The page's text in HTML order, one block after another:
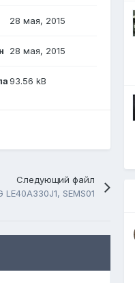
28 мая, 2015
28 мая, 2015
93.56 kB
Следующий файл
LE40A330J1, SEMS01